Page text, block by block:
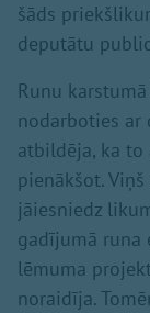
šāds
deputātu
Runu
nodarboties ar
atbildēja, ka
pienākšot.
jāiesniedz
gadījumā runa
lēmuma
noraidīja.